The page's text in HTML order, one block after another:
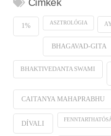
1% ASZTROLÓGIA
BHAGAVAD-GITA
BHAKTIVEDANTA SWAMI
CAITANYA MAHAPRABHU
DÍVALI